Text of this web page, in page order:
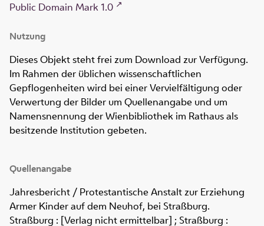
Public Domain Mark 1.0
Nutzung
Dieses Objekt steht frei zum Download zur Verfügung.
Im Rahmen der üblichen wissenschaftlichen
Gepflogenheiten wird bei einer Vervielfältigung oder
Verwertung der Bilder um Quellenangabe und um
Namensnennung der Wienbibliothek im Rathaus als
besitzende Institution gebeten.
Quellenangabe
Jahresbericht / Protestantische Anstalt zur Erziehung
Armer Kinder auf dem Neuhof, bei Straßburg.
Straßburg : [Verlag nicht ermittelbar] ; Straßburg :